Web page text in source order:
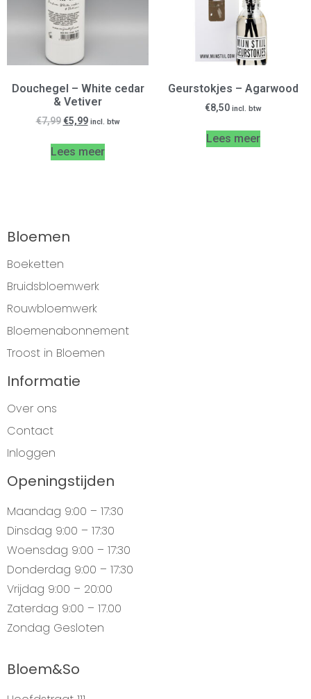
Douchegel – White cedar
& Vetiver
€7,99 €5,99 incl. btw
Lees meer
Geurstokjes – Agarwood
€8,50 incl. btw
Lees meer
Bloemen
Boeketten
Bruidsbloemwerk
Rouwbloemwerk
Bloemenabonnement
Troost in Bloemen
Informatie
Over ons
Contact
Inloggen
Openingstijden
Maandag 9:00 – 17:30
Dinsdag 9:00 – 17:30
Woensdag 9:00 – 17:30
Donderdag 9:00 – 17:30
Vrijdag 9:00 – 20:00
Zaterdag 9:00 – 17.00
Zondag Gesloten
Bloem&So